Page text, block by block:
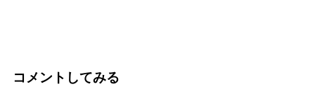
コメントしてみる